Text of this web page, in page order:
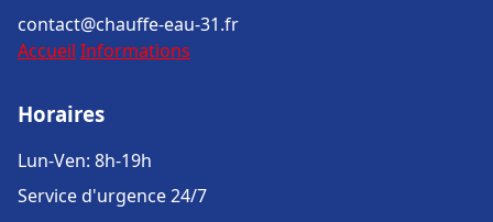
contact@chauffe-eau-31.fr
Accueil Informations
Horaires
Lun-Ven: 8h-19h
Service d'urgence 24/7